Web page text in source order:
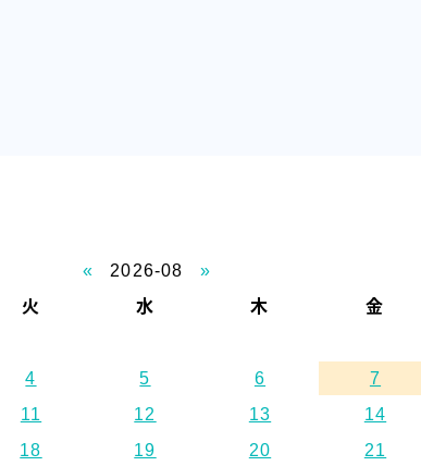
« 2026-08
»
火 水 木 金
4 5 6 7
11 12 13 14
18 19 20 21